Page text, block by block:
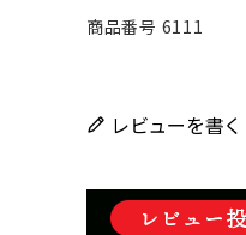
商品番号 6111
レビューを書く